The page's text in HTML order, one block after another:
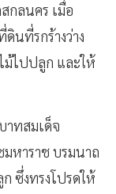
กลนคร เมื่อ
นที่รกร้างว่าง
ม้ไปปลูก และให้
าทสมเด็จ
หาราช บรมนาถ
ซึ่งทรงโปรดให้